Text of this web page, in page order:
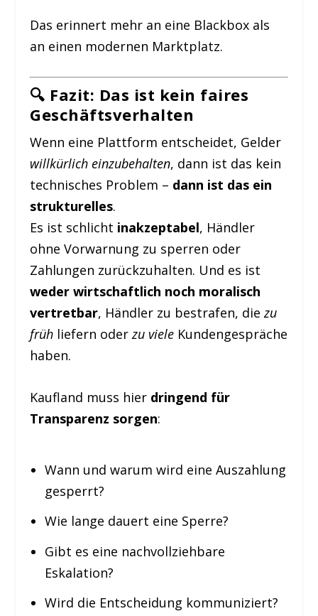
Das erinnert mehr an eine Blackbox als
an einen modernen Marktplatz.
🔍 Fazit: Das ist kein faires
Geschäftsverhalten
Wenn eine Plattform entscheidet, Gelder
willkürlich einzubehalten, dann ist das kein
technisches Problem – dann ist das ein
strukturelles.
Es ist schlicht inakzeptabel, Händler
ohne Vorwarnung zu sperren oder
Zahlungen zurückzuhalten. Und es ist
weder wirtschaftlich noch moralisch
vertretbar, Händler zu bestrafen, diezu
früh liefern oderzu viele Kundengespräche
haben.
Kaufland muss hier dringend für
Transparenz sorgen:
Wann und warum wird eine Auszahlung
gesperrt?
Wie lange dauert eine Sperre?
Gibt es eine nachvollziehbare
Eskalation?
Wird die Entscheidung kommuniziert?